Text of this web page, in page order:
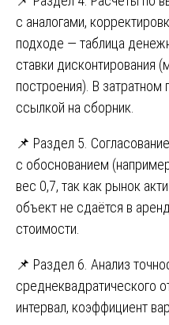
с аналогами,
подходе — таблица
ставки дисконтирования
построения). В
ссылкой на сборник.
📌 Раздел 5.
с обоснованием
вес 0,7, так как рынок
объект не сдаётся в
стоимости.
📌 Раздел 6. Анализ
среднеквадратического
интервал, коэффициент